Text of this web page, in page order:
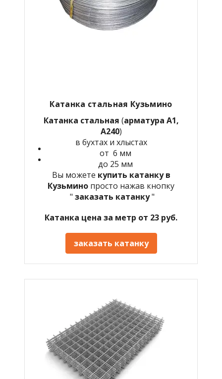
Катанка стальная Кузьмино
Катанка стальная (арматура А1,
А240)
в бухтах и хлыстах
от 6 мм
до 25 мм
Вы можете купить катанку в
Кузьмино просто нажав кнопку
" заказать катанку"
Катанка цена за метр от 23 руб.
заказать катанку